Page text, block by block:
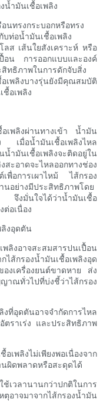
น้ำมันเชื้อเพลิง
นทรงกระบอกหรือทรง
บท่อน้ำมันเชื้อเพลิง
ส เส้นใยสังเคราะห์ หรือ
อน การออกแบบและองค์
ทธิภาพในการดักจับสิ่ง
พลิงบางรุ่นยังมีคุณสมบัติ
อเพลิง
อเพลิงผ่านทางเข้า น้ำมัน
ง เมื่อน้ำมันเชื้อเพลิงไหล
ำมันเชื้อเพลิงจะติดอยู่ใน
อาดจะไหลออกทางช่อง
พื่อการเผาไหม้ ไส้กรอง
นอย่างมีประสิทธิภาพโดย
จึงมั่นใจได้ว่าน้ำมันเชื้อ
ต่อเนื่อง
งอุดตัน
งอาจสะสมสารปนเปื้อน
ส้กรองน้ำมันเชื้อเพลิงอุด
งเครื่องยนต์ขาดหาย ส่ง
ทั่วไปที่บ่งชี้ว่าไส้กรอง
ที่อุดตันอาจจำกัดการไหล
ตราเร่ง และประสิทธิภาพ
เพลิงไม่เพียงพอเนื่องจาก
นผิดพลาดหรือสะดุดได้
วลานานกว่าปกติในการ
อาจมาจากไส้กรองน้ำมัน